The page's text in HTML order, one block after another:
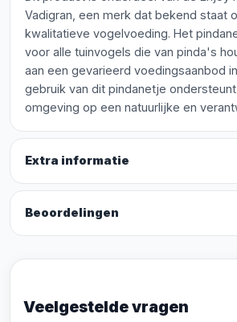
Vadigran, een merk dat bekend staat
kwalitatieve vogelvoeding. Het
voor alle tuinvogels die van pinda's
aan een gevarieerd voedingsaanbod
gebruik van dit pindanetje
omgeving op een natuurlijke en
Extra informatie
Beoordelingen
Veelgestelde vragen